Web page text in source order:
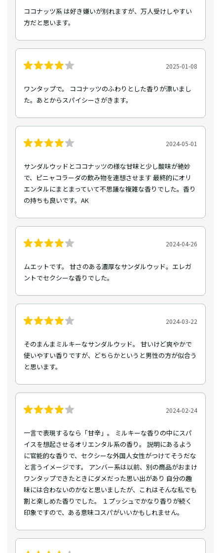
ココナッツ系 は好き嫌いが別れますが、万人受けしやすい
方だと思います。
2025-01-08
ワンタップで。 ココナッツのふわりとした香りが漂いまし
た。あとからスパイシーさがきます。
2024-05-01
サンダルウッドとココナッツの様な甘味と少し酸味が絶妙
で、ピニャコラーダの飲み物を連想させます 最終的にオリ
エンタルにまとまっていて不思議な複雑な香りでした。香り
の持ちも良いです。AK
2024-04-26
ムエットです。 甘さのある濃厚なサンダルウッド。エレガ
ントでセクシーな香りでした。
2024-03-22
そのまんまミルキーなサンダルウッド。 甘いけど爽やかで
使いやすい香りですが、どちらかというと男性の方が似合う
と思います。
2024-02-24
一言で表現するなら「甘辛」。 ミルキーな香りの中にスパ
イスを想起させるオリエンタル系の香り。 説明にあるよう
に官能的な香りで、セクシーな外国人女性がつけてそうだな
と言うイメージです。 アンバー系は以前、別の商品がおまけ
ワンタップできたときにダメだった思い出があり 自分の趣
味には合わないのかなと思いましたが、これはそんな私でも
割と楽しめた香りでした。 １プッシュでかなり香りが続く
印象ですので、ある意味コスパがいいかもしれません。